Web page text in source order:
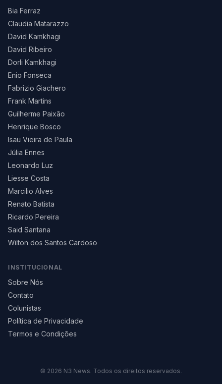
Bia Ferraz
Claudia Matarazzo
David Kamkhagi
David Ribeiro
Dorli Kamkhagi
Enio Fonseca
Fabrizio Giachero
Frank Martins
Guilherme Paixão
Henrique Bosco
Isau Vieira de Paula
Júlia Ennes
Leonardo Luz
Liesse Costa
Marcilio Alves
Renato Batista
Ricardo Pereira
Said Santana
Wilton dos Santos Cardoso
INSTITUCIONAL
Sobre Nós
Contato
Colunistas
Política de Privacidade
Termos e Condições
© 2026 N3 News. Todos os direitos reservados.